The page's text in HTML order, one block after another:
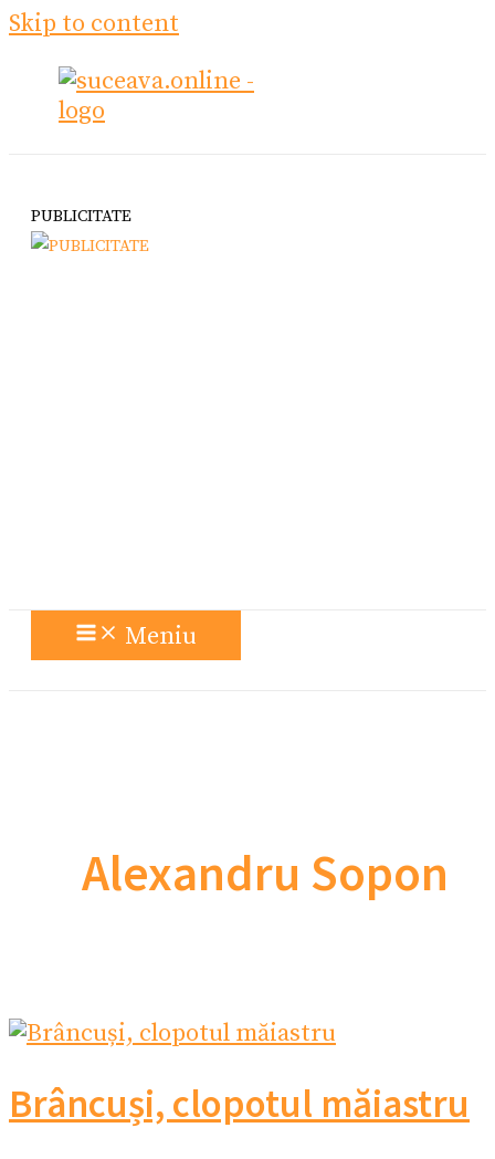
Skip to content
PUBLICITATE
Meniu
Alexandru Sopon
Brâncuși, clopotul măiastru